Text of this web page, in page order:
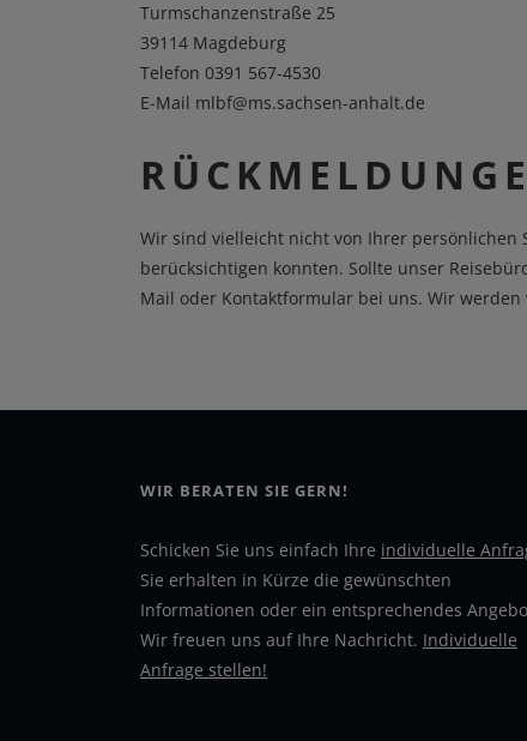
Turmschanzenstraße 25
39114 Magdeburg
Telefon 0391 567-4530
E-Mail mlbf@ms.sachsen-anhalt.de
Wir sind vielleicht nicht von Ihrer persönlichen
berücksichtigen konnten. Sollte unser
Mail oder Kontaktformular bei uns. Wir
WIR BERATEN SIE GERN!
Schicken Sie uns einfach Ihre individuelle
Sie erhalten in Kürze die gewünschten
Informationen oder ein entsprechendes
Wir freuen uns auf Ihre Nachricht. Individuelle
Anfrage stellen!